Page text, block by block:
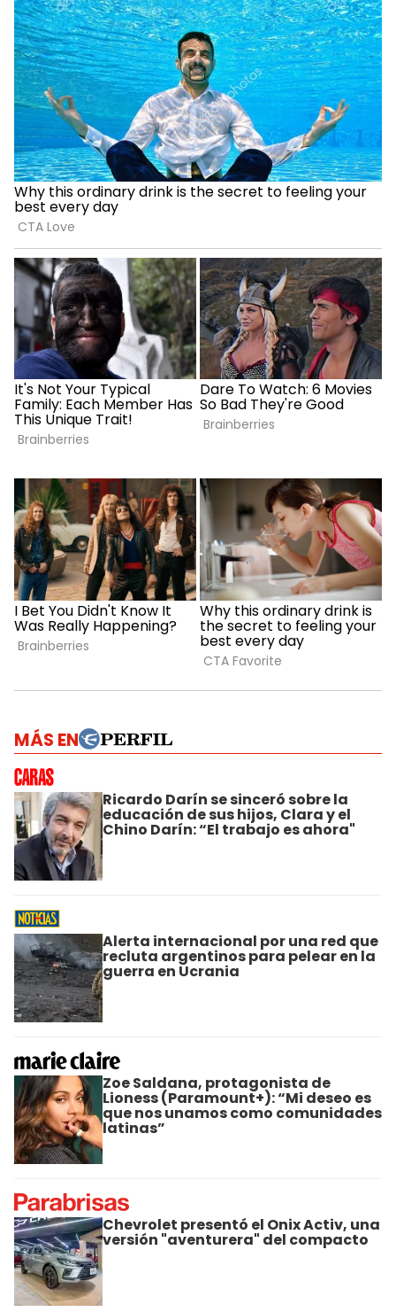
MÁS EN
Ricardo Darín se sinceró sobre la
educación de sus hijos, Clara y el
Chino Darín: “El trabajo es ahora"
Alerta internacional por una red que
recluta argentinos para pelear en la
guerra en Ucrania
Zoe Saldana, protagonista de
Lioness (Paramount+): “Mi deseo es
que nos unamos como comunidades
latinas”
Chevrolet presentó el Onix Activ, una
versión "aventurera" del compacto